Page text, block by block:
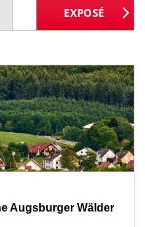
Augsburger Wälder